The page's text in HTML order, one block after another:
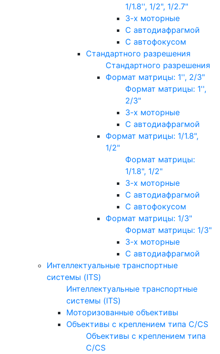
1/1.8'', 1/2", 1/2.7"
3-х моторные
С автодиафрагмой
С автофокусом
Стандартного разрешения
Стандартного разрешения
Формат матрицы: 1'', 2/3"
Формат матрицы: 1'',
2/3"
3-х моторные
С автодиафрагмой
Формат матрицы: 1/1.8",
1/2"
Формат матрицы:
1/1.8", 1/2"
3-х моторные
С автодиафрагмой
С автофокусом
Формат матрицы: 1/3"
Формат матрицы: 1/3"
3-х моторные
С автодиафрагмой
Интеллектуальные транспортные
системы (ITS)
Интеллектуальные транспортные
системы (ITS)
Моторизованные объективы
Объективы с креплением типа C/CS
Объективы с креплением типа
C/CS